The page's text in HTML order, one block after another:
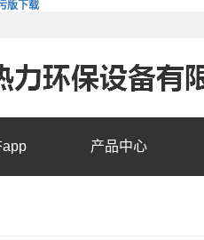
版下载
app 产品中心